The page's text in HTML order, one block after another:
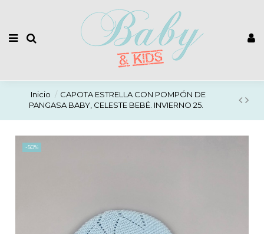
Inicio
CAPOTA ESTRELLA CON POMPÓN DE
PANGASA BABY, CELESTE BEBÉ. INVIERNO 25.
-50%